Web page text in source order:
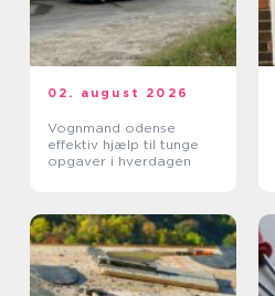
02. august 2026
Vognmand odense
effektiv hjælp til tunge
opgaver i hverdagen